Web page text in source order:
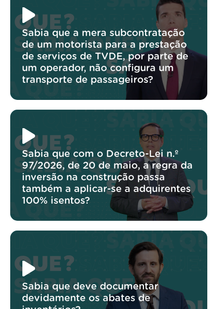
Sabia que a mera subcontratação
de um motorista para a prestação
de serviços de TVDE, por parte de
um operador, não configura um
transporte de passageiros?
Sabia que com o Decreto-Lei n.º
97/2026, de 20 de maio, a regra da
inversão na construção passa
também a aplicar-se a adquirentes
100% isentos?
Sabia que deve documentar
devidamente os abates de